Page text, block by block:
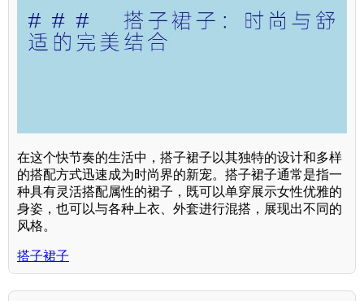
在这个快节奏的生活中，搭子裙子以其独特的设计和多样
的搭配方式迅速成为时尚界的新宠。搭子裙子通常是指一
种具有灵活搭配属性的裙子，既可以单穿展示女性优雅的
身姿，也可以与各种上衣、外套进行混搭，展现出不同的
风格。
搭子裙子